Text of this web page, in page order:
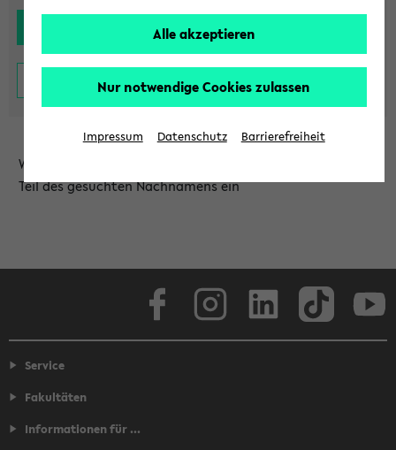
Wählen Sie die Einrichtung aus und/oder geben Sie einen
Teil des gesuchten Nachnamens ein
Service
Fakultäten
Informationen für ...
Alle akzeptieren
Nur notwendige Cookies zulassen
Impressum Datenschutz Barrierefreiheit